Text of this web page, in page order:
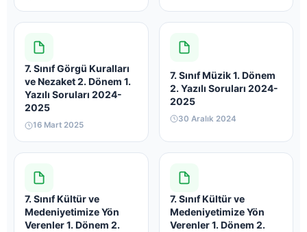
7. Sınıf Görgü Kuralları
ve Nezaket 2. Dönem 1.
Yazılı Soruları 2024-
2025
16 Mart 2025
7. Sınıf Müzik 1. Dönem
2. Yazılı Soruları 2024-
2025
30 Aralık 2024
7. Sınıf Kültür ve
Medeniyetimize Yön
Verenler 1. Dönem 2.
7. Sınıf Kültür ve
Medeniyetimize Yön
Verenler 1. Dönem 2.